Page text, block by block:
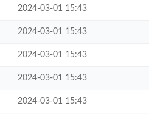
2024-03-01 15:43
2024-03-01 15:43
2024-03-01 15:43
2024-03-01 15:43
2024-03-01 15:43